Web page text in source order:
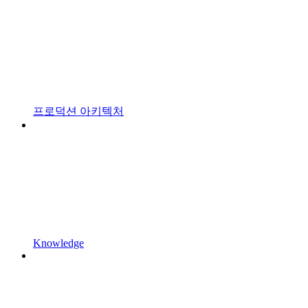
프로덕션 아키텍처
Knowledge